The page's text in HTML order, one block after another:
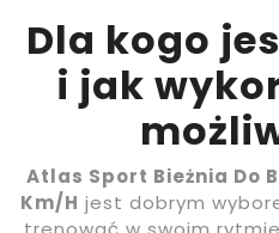
Dla kogo
i jak
Atlas Sport Bieżnia Do
Km/H jest dobrym